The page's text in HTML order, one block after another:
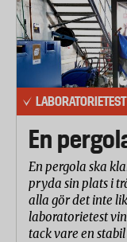
LABORATORIETEST
En
En pergola ska
pryda sin plats i
alla gör det inte
laboratorietest
tack vare en